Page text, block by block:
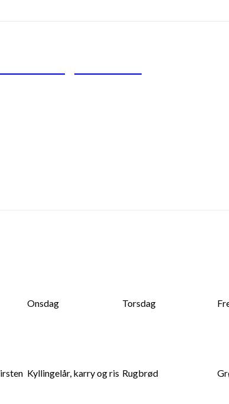
Onsdag Torsdag
Kyllingelår, karry og ris Rugbrød